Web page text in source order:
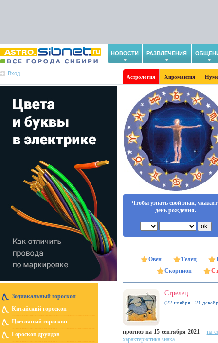
НОВОСТИ РАЗВЛЕЧЕНИЯ
Вход
Астрология Хиромантия
Зодиакальный гороскоп
Китайский гороскоп
Цветочный гороскоп
Гороскоп друидов
Чтобы узнать свой знак,
день рождения.
Овен Телец
Скорпион
Стрелец
(22 ноября - 21
прогноз на 15 сентября 2021
на
характеристика знака